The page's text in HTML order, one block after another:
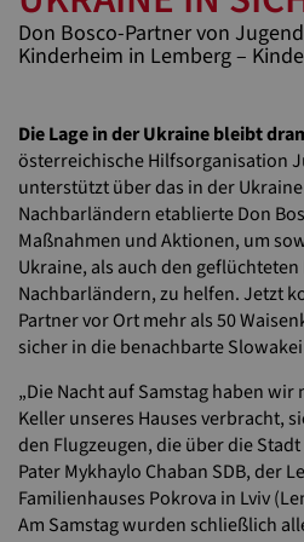
Don Bosco-Partner von
Kinderheim in Lemberg –
Die Lage in der Ukraine bleibt
österreichische Hilfsorganisation
unterstützt über das in der
Nachbarländern etablierte Don
Maßnahmen und Aktionen, um
Ukraine, als auch den
Nachbarländern, zu helfen. Jetzt
Partner vor Ort mehr als 50
sicher in die benachbarte
„Die Nacht auf Samstag haben
Keller unseres Hauses verbracht,
den Flugzeugen, die über die
Pater Mykhaylo Chaban SDB, der
Familienhauses Pokrova in Lviv
Am Samstag wurden schließlich